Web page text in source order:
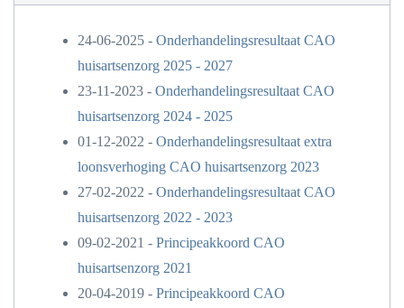
24-06-2025 - Onderhandelingsresultaat CAO
huisartsenzorg 2025 - 2027
23-11-2023 - Onderhandelingsresultaat CAO
huisartsenzorg 2024 - 2025
01-12-2022 - Onderhandelingsresultaat extra
loonsverhoging CAO huisartsenzorg 2023
27-02-2022 - Onderhandelingsresultaat CAO
huisartsenzorg 2022 - 2023
09-02-2021 - Principeakkoord CAO
huisartsenzorg 2021
20-04-2019 - Principeakkoord CAO